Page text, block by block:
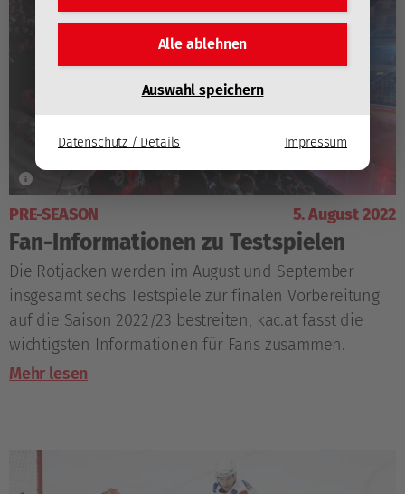
Alle ablehnen
Auswahl speichern
Datenschutz / Details Impressum
PRE-SEASON 5. August 2022
Fan-Informationen zu Testspielen
Die Rotjacken werden im August und September
insgesamt sechs Testspiele zur finalen Vorbereitung
auf die Saison 2022/23 bestreiten, kac.at fasst die
wichtigsten Informationen für Fans zusammen.
Mehr lesen